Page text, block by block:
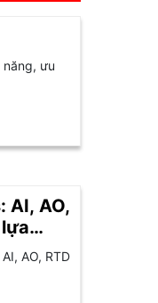
năng, ưu
AI, AO,
AO, RTD